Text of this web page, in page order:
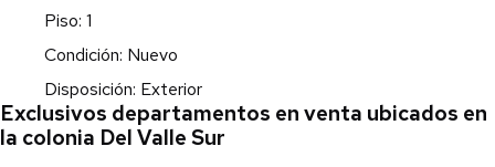
Piso: 1
Condición: Nuevo
Disposición: Exterior
Exclusivos departamentos en venta ubicados en
la colonia Del Valle Sur